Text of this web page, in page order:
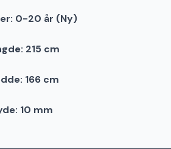
0-20 år (Ny)
215 cm
166 cm
10 mm